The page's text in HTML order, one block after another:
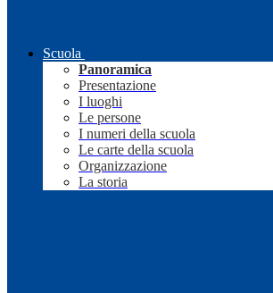
Scuola
Panoramica
Presentazione
I luoghi
Le persone
I numeri della scuola
Le carte della scuola
Organizzazione
La storia